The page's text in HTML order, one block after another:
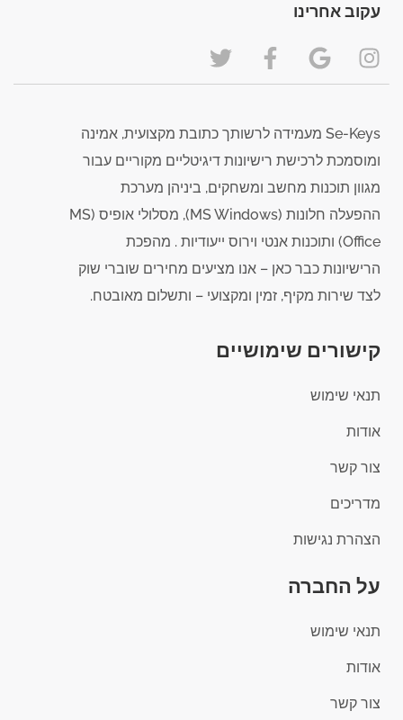
עקוב אחרינו
Se-Keys מעמידה לרשותך כתובת מקצועית, אמינה
ומוסמכת לרכישת רישיונות דיגיטליים מקוריים עבור
מגוון תוכנות מחשב ומשחקים, ביניהן מערכת
ההפעלה חלונות (MS Windows), מסלולי אופיס (MS
Office) ותוכנות אנטי וירוס ייעודיות . מהפכת
הרישיונות כבר כאן – אנו מציעים מחירים שוברי שוק
לצד שירות מקיף, זמין ומקצועי – ותשלום מאובטח.
קישורים שימושיים
תנאי שימוש
אודות
צור קשר
מדריכים
הצהרת נגישות
על החברה
תנאי שימוש
אודות
צור קשר